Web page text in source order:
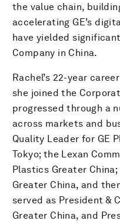
the value chain,
accelerating GE’s
have yielded
Company in China.
Rachel’s 22-year
she joined the
progressed through a
across markets and
Quality Leader for GE
Tokyo; the Lexan
Plastics Greater
Greater China, and
served as President &
Greater China, and